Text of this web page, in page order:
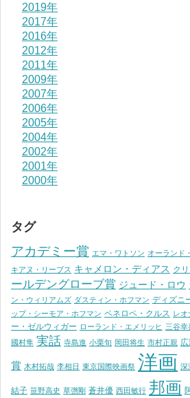
2019年
2017年
2016年
2012年
2011年
2009年
2007年
2006年
2005年
2004年
2002年
2001年
2000年
タグ
アカデミー賞 エマ・ワトソン オーランド
キアヌ・リーブス キャメロン・ディアス ク
ールデングローブ賞 ジュード・ロウ
ン・ウィリアムズ ダスティン・ホフマン ディズニ
ップ・シーモア・ホフマン ペネロペ・クルス レオ
ー・ゼルウィガー ローランド・エメリッヒ 三谷幸
國村隼 実話 寺島進 小栗旬 岡田将生 市村正親
賞 木村拓哉 李相日 東京国際映画祭 洋画 深
結子 笹野高史 草彅剛 蒼井優 西田敏行 邦画